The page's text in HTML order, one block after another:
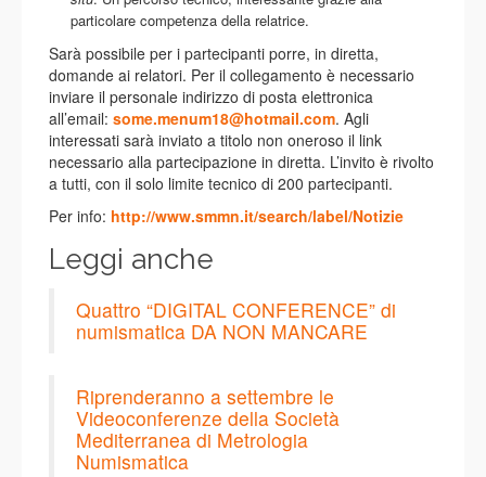
particolare competenza della relatrice.
Sarà possibile per i partecipanti porre, in diretta,
domande ai relatori. Per il collegamento è necessario
inviare il personale indirizzo di posta elettronica
all’email: some.menum18@hotmail.com. Agli
interessati sarà inviato a titolo non oneroso il link
necessario alla partecipazione in diretta. L’invito è rivolto
a tutti, con il solo limite tecnico di 200 partecipanti.
Per info: http://www.smmn.it/search/label/Notizie
Leggi anche
Quattro “DIGITAL CONFERENCE” di
numismatica DA NON MANCARE
Riprenderanno a settembre le
Videoconferenze della Società
Mediterranea di Metrologia
Numismatica